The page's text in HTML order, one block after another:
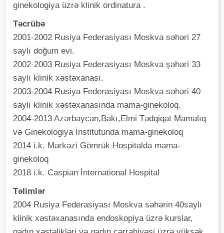
ginekologiya üzrə klinik ordinatura .
Təcrübə
2001-2002 Rusiya Federasiyası Moskva səhəri 27
saylı doğum evi.
2002-2003 Rusiya Federasiyası Moskva şəhəri 33
saylı klinik xəstəxanası.
2003-2004 Rusiya Federasiyası Moskva səhəri 40
saylı klinik xəstəxanasında mama-ginekoloq.
2004-2013 Azərbaycan,Bakı,Elmi Tədqiqat Mamalıq
və Ginekologiya İnstitutunda mama-ginekoloq
2014 i.k. Mərkəzi Gömrük Hospitalda mama-
ginekoloq
2018 i.k. Caspian İnternational Hospital
Təlimlər
2004 Rusiya Federasiyası Moskva səhərin 40saylı
klinik xəstəxanasında endoskopiya üzrə kurslar,